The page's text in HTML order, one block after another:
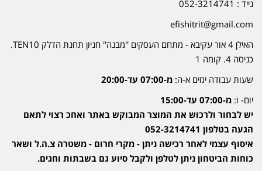
נייד : 052-3214741
efishitrit@gmail.com
האילן 4 אור עקיבא - מתחם העסקים ''מבנה'' חניון תחנת הדלק TEN10.
כניסה 4. קומה 1
שעות עבודה ימים א-ה: מ-07:00 עד-20:00
יום- ו: מ-07:00 עד-15:00
יש לבחור ולרכוש את המוצר המבוקש באתר ואחכ רצוי לתאם
הגעה בטלפון 052-3214741
איסוף עצמי לאחר רכישה ניתן - מקרי חרום - משטרה צ.ה.ל ושאר
כוחות הביטחון ניתן לטלפן ולקבל סיוע גם בשבתות וחגים.